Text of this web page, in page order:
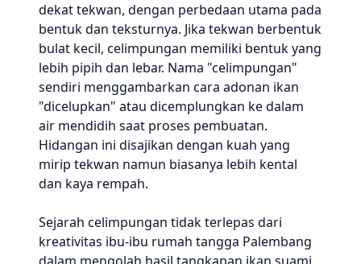
dekat tekwan, dengan perbedaan utama pada
bentuk dan teksturnya. Jika tekwan berbentuk
bulat kecil, celimpungan memiliki bentuk yang
lebih pipih dan lebar. Nama "celimpungan"
sendiri menggambarkan cara adonan ikan
"dicelupkan" atau dicemplungkan ke dalam
air mendidih saat proses pembuatan.
Hidangan ini disajikan dengan kuah yang
mirip tekwan namun biasanya lebih kental
dan kaya rempah.
Sejarah celimpungan tidak terlepas dari
kreativitas ibu-ibu rumah tangga Palembang